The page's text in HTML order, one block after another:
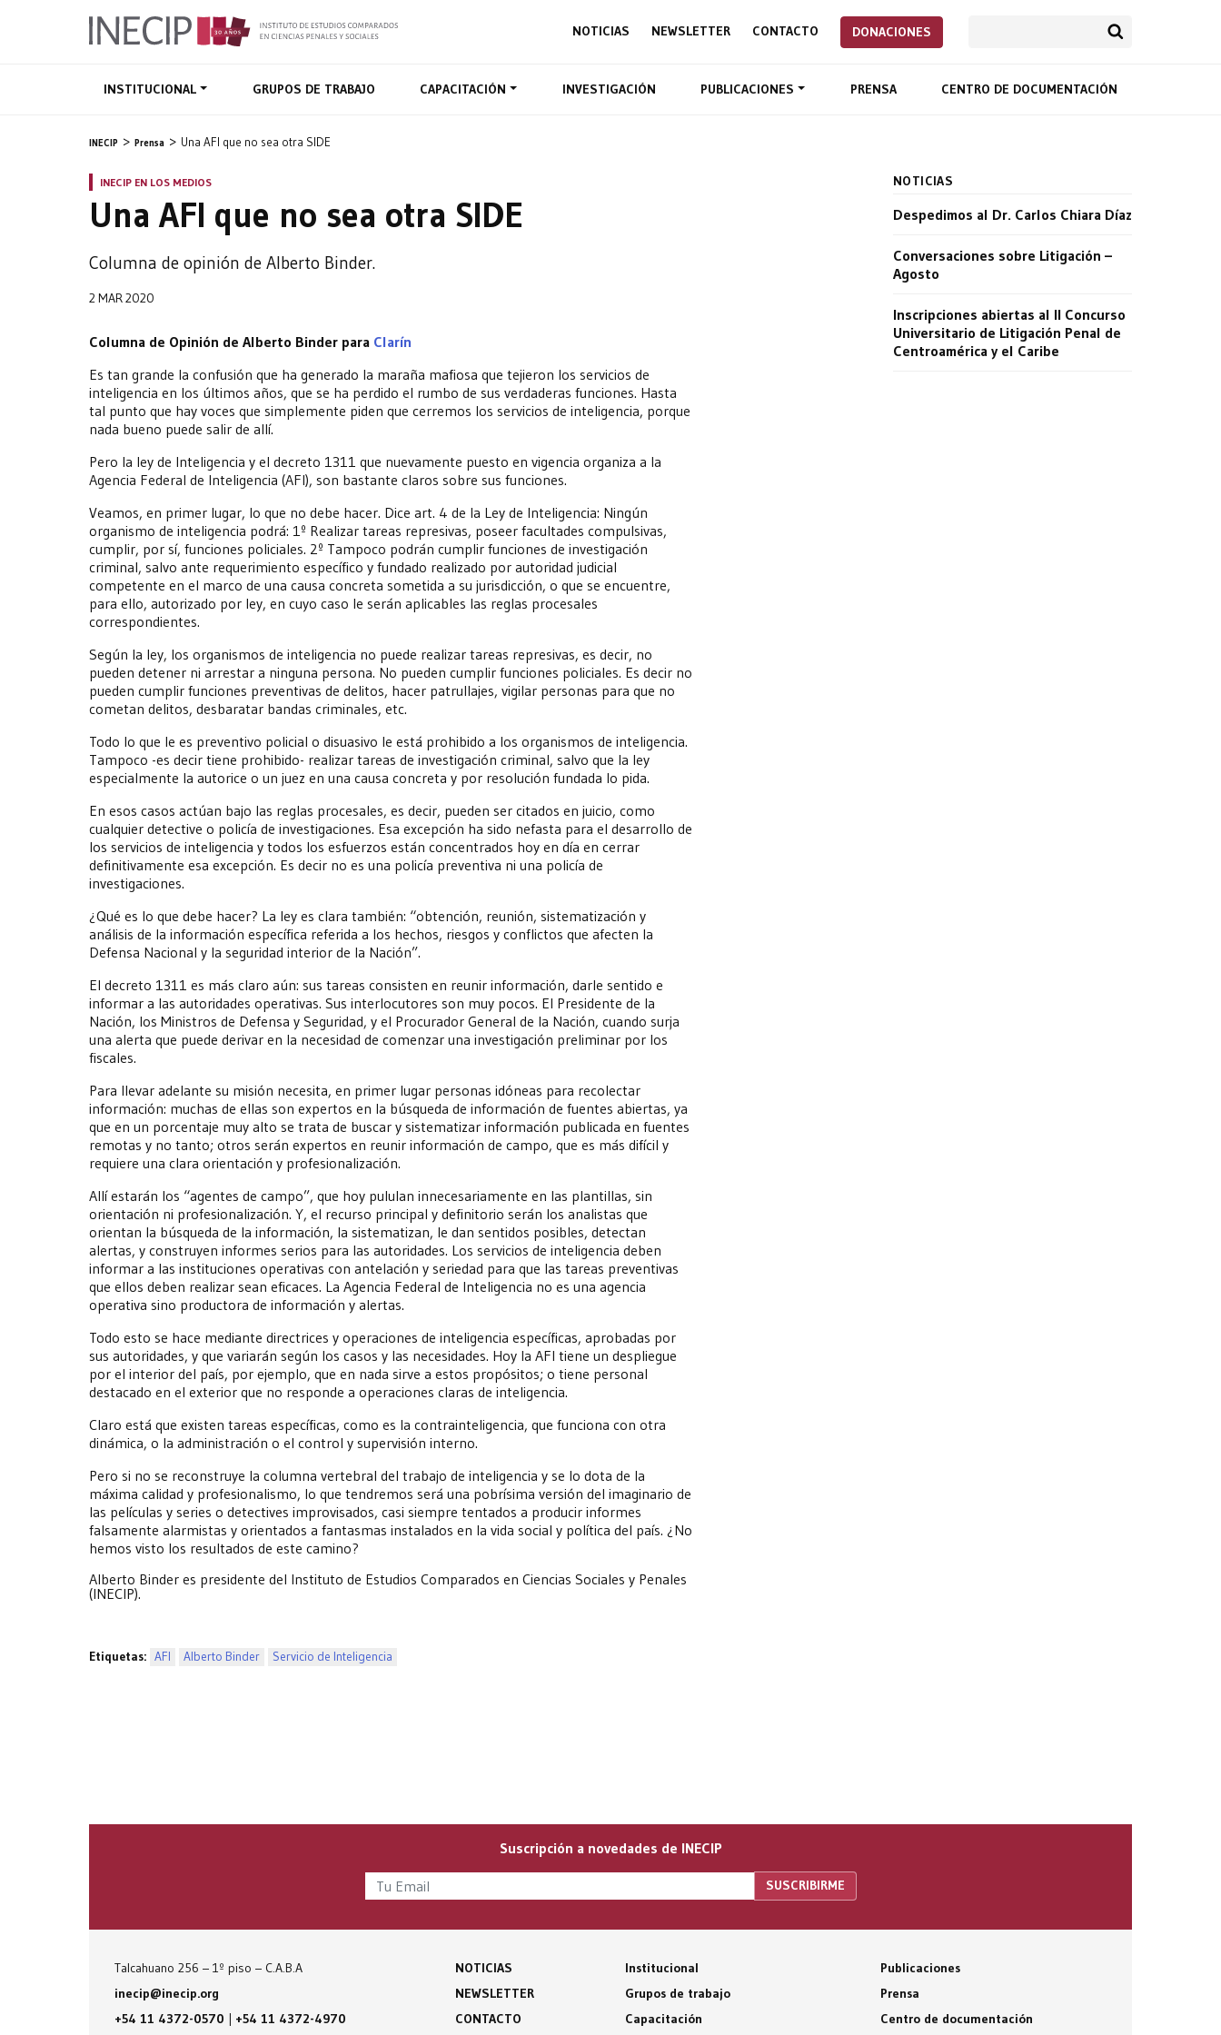
NOTICIAS NEWSLETTER CONTACTO DONACIONES
INSTITUCIONAL GRUPOS DE TRABAJO CAPACITACIÓN INVESTIGACIÓN PUBLICACIONES PRENSA CENTRO DE DOCUMENTACIÓN
INECIP Prensa Una AFI que no sea otra SIDE
INECIP EN LOS MEDIOS
Una AFI que no sea otra SIDE
Columna de opinión de Alberto Binder.
2 MAR 2020
Columna de Opinión de Alberto Binder para Clarín
Es tan grande la confusión que ha generado la maraña mafiosa que tejieron los servicios de
inteligencia en los últimos años, que se ha perdido el rumbo de sus verdaderas funciones. Hasta
tal punto que hay voces que simplemente piden que cerremos los servicios de inteligencia, porque
nada bueno puede salir de allí.
Pero la ley de Inteligencia y el decreto 1311 que nuevamente puesto en vigencia organiza a la
Agencia Federal de Inteligencia (AFI), son bastante claros sobre sus funciones.
Veamos, en primer lugar, lo que no debe hacer. Dice art. 4 de la Ley de Inteligencia: Ningún
organismo de inteligencia podrá: 1º Realizar tareas represivas, poseer facultades compulsivas,
cumplir, por sí, funciones policiales. 2º Tampoco podrán cumplir funciones de investigación
criminal, salvo ante requerimiento específico y fundado realizado por autoridad judicial
competente en el marco de una causa concreta sometida a su jurisdicción, o que se encuentre,
para ello, autorizado por ley, en cuyo caso le serán aplicables las reglas procesales
correspondientes.
Según la ley, los organismos de inteligencia no puede realizar tareas represivas, es decir, no
pueden detener ni arrestar a ninguna persona. No pueden cumplir funciones policiales. Es decir no
pueden cumplir funciones preventivas de delitos, hacer patrullajes, vigilar personas para que no
cometan delitos, desbaratar bandas criminales, etc.
Todo lo que le es preventivo policial o disuasivo le está prohibido a los organismos de inteligencia.
Tampoco -es decir tiene prohibido- realizar tareas de investigación criminal, salvo que la ley
especialmente la autorice o un juez en una causa concreta y por resolución fundada lo pida.
En esos casos actúan bajo las reglas procesales, es decir, pueden ser citados en juicio, como
cualquier detective o policía de investigaciones. Esa excepción ha sido nefasta para el desarrollo de
los servicios de inteligencia y todos los esfuerzos están concentrados hoy en día en cerrar
definitivamente esa excepción. Es decir no es una policía preventiva ni una policía de
investigaciones.
¿Qué es lo que debe hacer? La ley es clara también: “obtención, reunión, sistematización y
análisis de la información específica referida a los hechos, riesgos y conflictos que afecten la
Defensa Nacional y la seguridad interior de la Nación”.
El decreto 1311 es más claro aún: sus tareas consisten en reunir información, darle sentido e
informar a las autoridades operativas. Sus interlocutores son muy pocos. El Presidente de la
Nación, los Ministros de Defensa y Seguridad, y el Procurador General de la Nación, cuando surja
una alerta que puede derivar en la necesidad de comenzar una investigación preliminar por los
fiscales.
Para llevar adelante su misión necesita, en primer lugar personas idóneas para recolectar
información: muchas de ellas son expertos en la búsqueda de información de fuentes abiertas, ya
que en un porcentaje muy alto se trata de buscar y sistematizar información publicada en fuentes
remotas y no tanto; otros serán expertos en reunir información de campo, que es más difícil y
requiere una clara orientación y profesionalización.
Allí estarán los “agentes de campo”, que hoy pululan innecesariamente en las plantillas, sin
orientación ni profesionalización. Y, el recurso principal y definitorio serán los analistas que
orientan la búsqueda de la información, la sistematizan, le dan sentidos posibles, detectan
alertas, y construyen informes serios para las autoridades. Los servicios de inteligencia deben
informar a las instituciones operativas con antelación y seriedad para que las tareas preventivas
que ellos deben realizar sean eficaces. La Agencia Federal de Inteligencia no es una agencia
operativa sino productora de información y alertas.
Todo esto se hace mediante directrices y operaciones de inteligencia específicas, aprobadas por
sus autoridades, y que variarán según los casos y las necesidades. Hoy la AFI tiene un despliegue
por el interior del país, por ejemplo, que en nada sirve a estos propósitos; o tiene personal
destacado en el exterior que no responde a operaciones claras de inteligencia.
Claro está que existen tareas específicas, como es la contrainteligencia, que funciona con otra
dinámica, o la administración o el control y supervisión interno.
Pero si no se reconstruye la columna vertebral del trabajo de inteligencia y se lo dota de la
máxima calidad y profesionalismo, lo que tendremos será una pobrísima versión del imaginario de
las películas y series o detectives improvisados, casi siempre tentados a producir informes
falsamente alarmistas y orientados a fantasmas instalados en la vida social y política del país. ¿No
hemos visto los resultados de este camino?
Alberto Binder es presidente del Instituto de Estudios Comparados en Ciencias Sociales y Penales
(INECIP).
Etiquetas: AFI Alberto Binder Servicio de Inteligencia
NOTICIAS
Despedimos al Dr. Carlos Chiara Díaz
Conversaciones sobre Litigación –
Agosto
Inscripciones abiertas al II Concurso
Universitario de Litigación Penal de
Centroamérica y el Caribe
Suscripción a novedades de INECIP
Talcahuano 256 – 1º piso – C.A.B.A
inecip@inecip.org
+54 11 4372-0570 | +54 11 4372-4970
NOTICIAS
NEWSLETTER
CONTACTO
Institucional
Grupos de trabajo
Capacitación
Publicaciones
Prensa
Centro de documentación